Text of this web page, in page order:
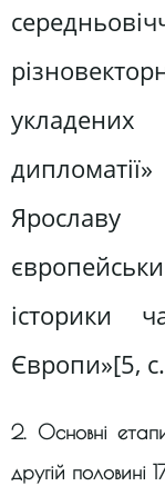
історики
Європи»[5,
2. Основні
другій половині